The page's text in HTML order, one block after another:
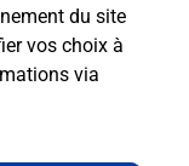
du site
vos choix à
via